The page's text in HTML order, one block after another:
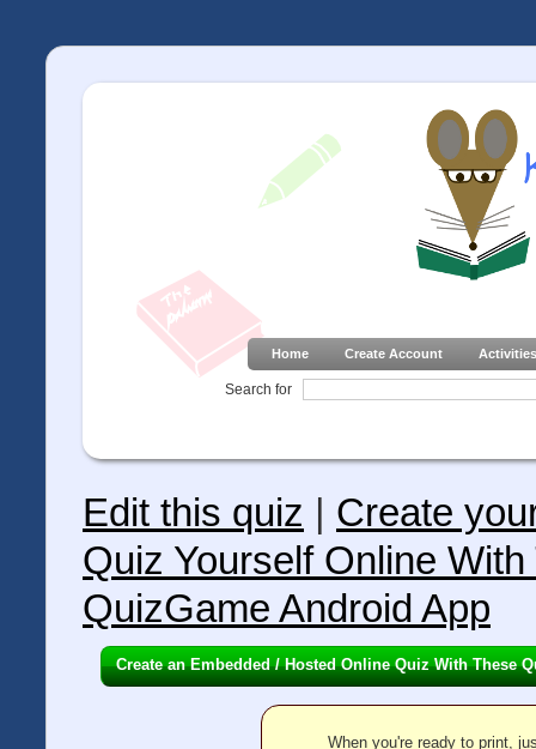
Home Create Account Activities
Search for
Edit this quiz
Create
Quiz Yourself Online
QuizGame Android App
Create an Embedded / Hosted Online Quiz With These
When you're ready to print,